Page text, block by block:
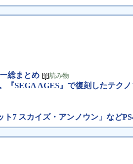
総まとめ 読み物
SEGA AGES』で復刻したテク
7 スカイズ・アンノウン」など